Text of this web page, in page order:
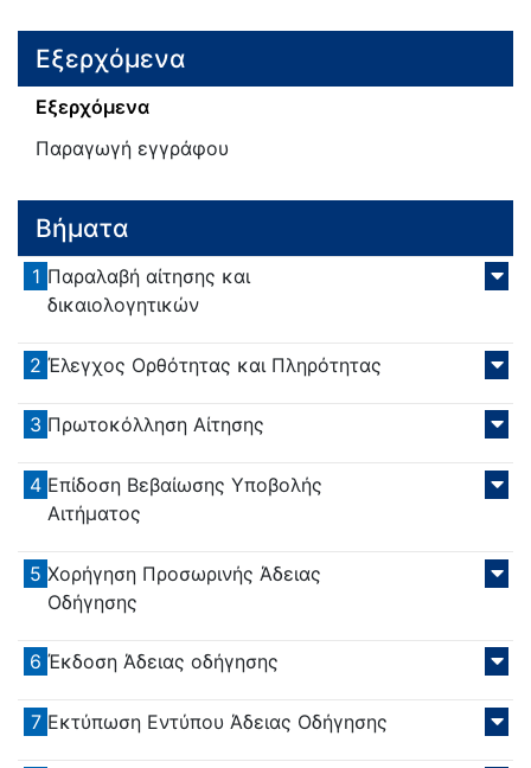
Εξερχόμενα
Εξερχόμενα
Παραγωγή εγγράφου
Βήματα
1 Παραλαβή αίτησης και
δικαιολογητικών
2 Έλεγχος Ορθότητας και Πληρότητας
3 Πρωτοκόλληση Αίτησης
4 Επίδοση Βεβαίωσης Υποβολής
Αιτήματος
5 Χορήγηση Προσωρινής Άδειας
Οδήγησης
6 Έκδοση Άδειας οδήγησης
7 Εκτύπωση Εντύπου Άδειας Οδήγησης